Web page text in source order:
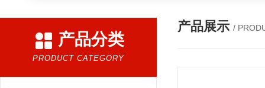
产品分类
PRODUCT CATEGORY
产品展示 /